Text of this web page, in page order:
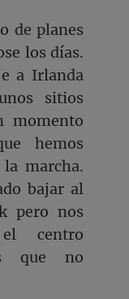
de planes
los días.
a Irlanda
sitios
momento
hemos
la marcha.
bajar al
pero nos
centro
que no